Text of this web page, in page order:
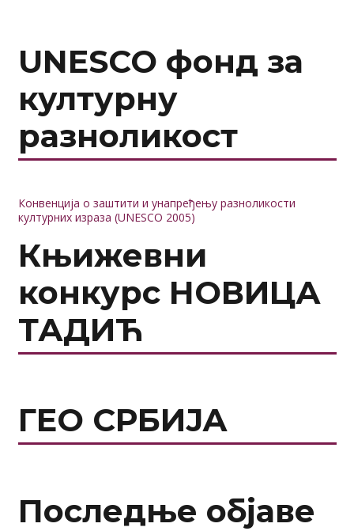
UNESCO фонд за
културну
разноликост
Конвенција о заштити и унапређењу разноликости
културних израза (UNESCO 2005)
Књижевни
конкурс НОВИЦА
ТАДИЋ
ГЕО СРБИЈА
Последње објаве